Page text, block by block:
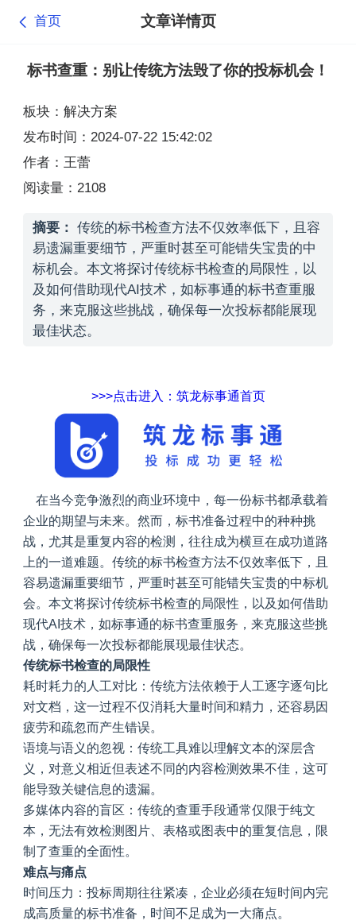
首页 文章详情页
标书查重：别让传统方法毁了你的投标机会！
板块：解决方案
发布时间：2024-07-22 15:42:02
作者：王蕾
阅读量：2108
摘要： 传统的标书检查方法不仅效率低下，且容
易遗漏重要细节，严重时甚至可能错失宝贵的中
标机会。本文将探讨传统标书检查的局限性，以
及如何借助现代AI技术，如标事通的标书查重服
务，来克服这些挑战，确保每一次投标都能展现
最佳状态。
>>>点击进入：筑龙标事通首页
在当今竞争激烈的商业环境中，每一份标书都承载着
企业的期望与未来。然而，标书准备过程中的种种挑
战，尤其是重复内容的检测，往往成为横亘在成功道路
上的一道难题。传统的标书检查方法不仅效率低下，且
容易遗漏重要细节，严重时甚至可能错失宝贵的中标机
会。本文将探讨传统标书检查的局限性，以及如何借助
现代AI技术，如标事通的标书查重服务，来克服这些挑
战，确保每一次投标都能展现最佳状态。
传统标书检查的局限性
耗时耗力的人工对比 ：传统方法依赖于人工逐字逐句比
对文档，这一过程不仅消耗大量时间和精力，还容易因
疲劳和疏忽而产生错误。
语境与语义的忽视：传统工具难以理解文本的深层含
义，对意义相近但表述不同的内容检测效果不佳，这可
能导致关键信息的遗漏。
多媒体内容的盲区 ：传统的查重手段通常仅限于纯文
本，无法有效检测图片、表格或图表中的重复信息，限
制了查重的全面性。
难点与痛点
时间压力 ：投标周期往往紧凑，企业必须在短时间内完
成高质量的标书准备，时间不足成为一大痛点。